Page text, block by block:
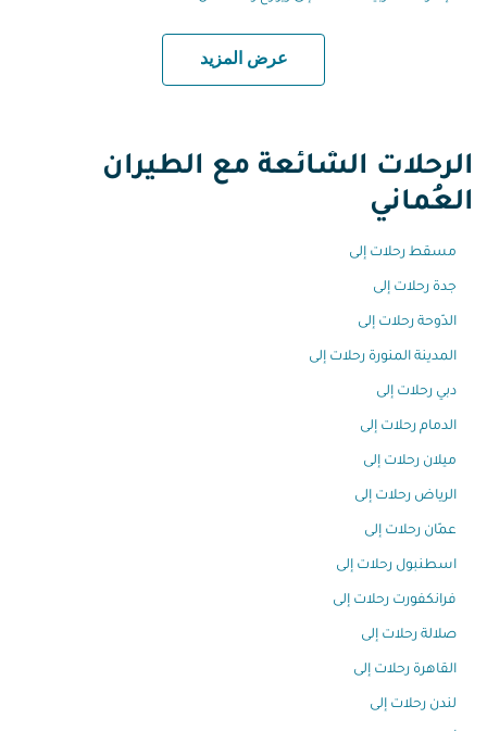
عرض المزيد
الرحلات الشائعة مع الطيران
العُماني
مسقط رحلات إلى
جدة رحلات إلى
الدّوحة رحلات إلى
المدينة المنورة رحلات إلى
دبي رحلات إلى
الدمام رحلات إلى
ميلان رحلات إلى
الرياض رحلات إلى
عمّان رحلات إلى
اسطنبول رحلات إلى
فرانكفورت رحلات إلى
صلالة رحلات إلى
القاهرة رحلات إلى
لندن رحلات إلى